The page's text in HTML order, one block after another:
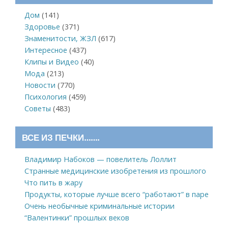
Дом (141)
Здоровье (371)
Знаменитости, ЖЗЛ (617)
Интересное (437)
Клипы и Видео (40)
Мода (213)
Новости (770)
Психология (459)
Советы (483)
ВСЕ ИЗ ПЕЧКИ…….
Владимир Набоков — повелитель Лоллит
Странные медицинские изобретения из прошлого
Что пить в жару
Продукты, которые лучше всего “работают” в паре
Очень необычные криминальные истории
“Валентинки” прошлых веков